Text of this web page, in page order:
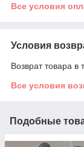
Все условия
Условия
Возврат товара в
Все условия
Подобные